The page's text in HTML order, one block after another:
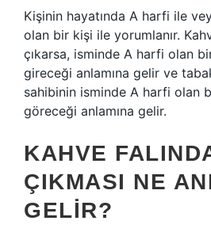
Kişinin hayatında A harfi ile
olan bir kişi ile yorumlanır.
çıkarsa, isminde A harfi olan
gireceği anlamına gelir ve
sahibinin isminde A harfi olan
göreceği anlamına gelir.
KAHVE
ÇIKMASI NE
GELIR?